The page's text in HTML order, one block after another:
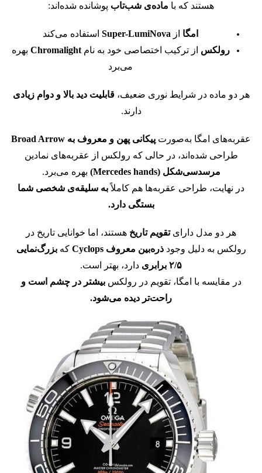
هستند که با ماده‌ی شب‌تاب پوشانده شده‌اند:
امگا از Super-LumiNova استفاده می‌کند
رولکس از ترکیب اختصاصی خود به نامChromalight بهره
می‌برد
هر دو ماده در شرایط نوری ضعیف،قابلیت دید بالا و دوام زیادی
دارند.
عقربه‌های امگا به‌صورت پیکانی پهن و معروف به Broad Arrow
طراحی شده‌اند،در حالی که رولکس از عقربه‌های نمادین
مرسدسی‌شکل (Mercedes hands)
بهره می‌برد.
در نهایت، طراحی عقربه‌ها هم کاملاًبه سلیقه‌ی شخصی شما
بستگی دارد.
هر دو مدل دارایتقویم تاریخ هستند، اما خوانایی تاریخ در
رولکس به دلیل وجودذره‌بین معروف Cyclops کهبزرگ‌نمایی
۲/۵ برابری
دارد، بهتر است.
در مقایسه با امگا، تقویم در رولکسبیشتر در چشم است و
راحت‌تر دیده می‌شود.